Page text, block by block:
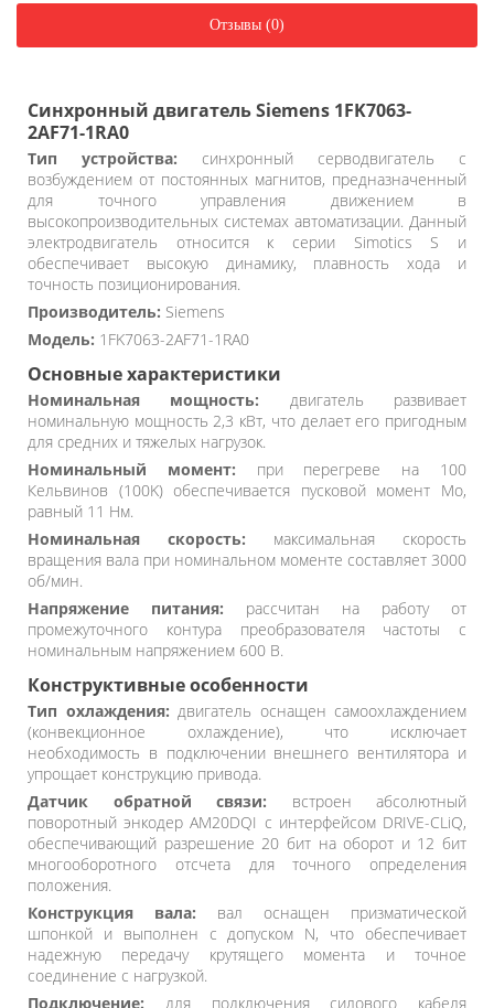
Отзывы (0)
Синхронный двигатель Siemens 1FK7063-
2AF71-1RA0
Тип устройства: синхронный серводвигатель с
возбуждением от постоянных магнитов, предназначенный
для точного управления движением в
высокопроизводительных системах автоматизации. Данный
электродвигатель относится к серии Simotics S и
обеспечивает высокую динамику, плавность хода и
точность позиционирования.
Производитель: Siemens
Модель: 1FK7063-2AF71-1RA0
Основные характеристики
Номинальная мощность: двигатель развивает
номинальную мощность 2,3 кВт, что делает его пригодным
для средних и тяжелых нагрузок.
Номинальный момент: при перегреве на 100
Кельвинов (100K) обеспечивается пусковой момент Mo,
равный 11 Нм.
Номинальная скорость: максимальная скорость
вращения вала при номинальном моменте составляет 3000
об/мин.
Напряжение питания: рассчитан на работу от
промежуточного контура преобразователя частоты с
номинальным напряжением 600 В.
Конструктивные особенности
Тип охлаждения: двигатель оснащен самоохлаждением
(конвекционное охлаждение), что исключает
необходимость в подключении внешнего вентилятора и
упрощает конструкцию привода.
Датчик обратной связи: встроен абсолютный
поворотный энкодер AM20DQI с интерфейсом DRIVE-CLiQ,
обеспечивающий разрешение 20 бит на оборот и 12 бит
многооборотного отсчета для точного определения
положения.
Конструкция вала: вал оснащен призматической
шпонкой и выполнен с допуском N, что обеспечивает
надежную передачу крутящего момента и точное
соединение с нагрузкой.
Подключение: для подключения силового кабеля